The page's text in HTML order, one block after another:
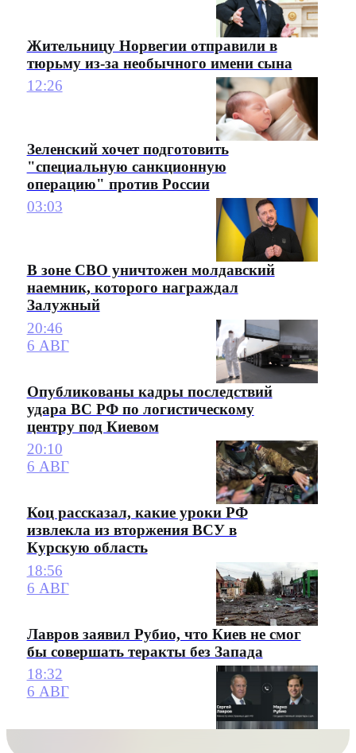
Жительницу Норвегии отправили в
тюрьму из-за необычного имени сына
12:26
Зеленский хочет подготовить
"специальную санкционную
операцию" против России
03:03
В зоне СВО уничтожен молдавский
наемник, которого награждал
Залужный
20:46
6 АВГ
Опубликованы кадры последствий
удара ВС РФ по логистическому
центру под Киевом
20:10
6 АВГ
Коц рассказал, какие уроки РФ
извлекла из вторжения ВСУ в
Курскую область
18:56
6 АВГ
Лавров заявил Рубио, что Киев не смог
бы совершать теракты без Запада
18:32
6 АВГ